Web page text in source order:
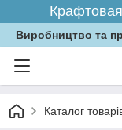
Виробництво та
Каталог